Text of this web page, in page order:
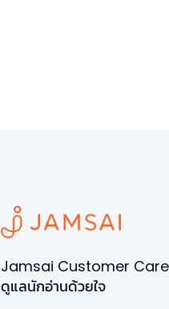
Jamsai Customer Care
ดูแลนักอ่านด้วยใจ